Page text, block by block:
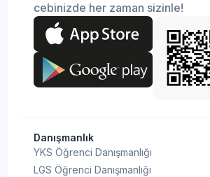
cebinizde her zaman sizinle!
Danışmanlık
YKS Öğrenci Danışmanlığı
LGS Öğrenci Danışmanlığı